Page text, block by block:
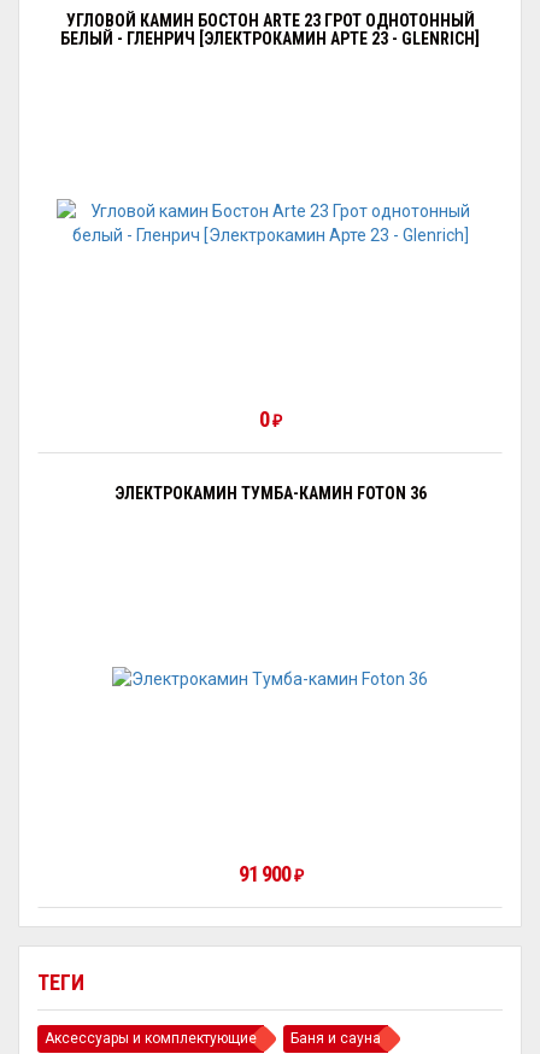
ТЕГИ
Аксессуары и комплектующие
Баня и сауна
УГЛОВОЙ КАМИН БОСТОН ARTE 23 ГРОТ ОДНОТОННЫЙ
БЕЛЫЙ - ГЛЕНРИЧ [ЭЛЕКТРОКАМИН АРТЕ 23 - GLENRICH]
0₽
ЭЛЕКТРОКАМИН ТУМБА-КАМИН FOTON 36
91 900₽